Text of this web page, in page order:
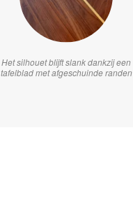
Het silhouet blijft slank dankzij een
tafelblad met afgeschuinde randen